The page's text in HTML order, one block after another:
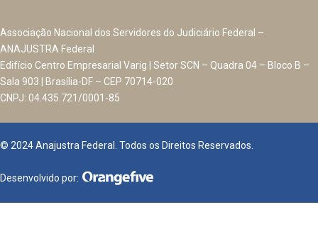
Associação Nacional dos Servidores do Judiciário Federal –
ANAJUSTRA Federal
Edifício Centro Empresarial Varig | Setor SCN – Quadra 04 – Bloco B –
Sala 903 | Brasília-DF – CEP 70714-020
CNPJ: 04.435.721/0001-85
© 2024 Anajustra Federal. Todos os Direitos Reservados.
Desenvolvido por: